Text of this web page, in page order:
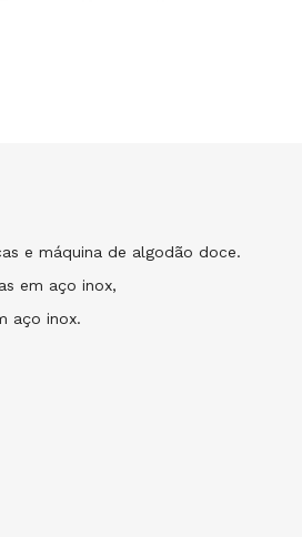
e máquina de algodão doce.
em aço inox,
aço inox.